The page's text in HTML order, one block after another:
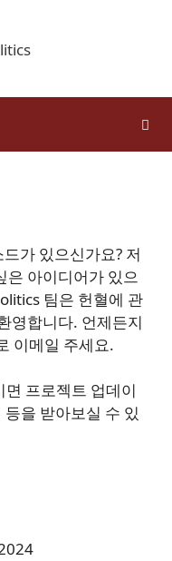
가 있으신가요? 저
은 아이디어가 있으
팀은 헌혈에 관
영합니다. 언제든지
이메일 주세요.
프로젝트 업데이
을 받아보실 수 있